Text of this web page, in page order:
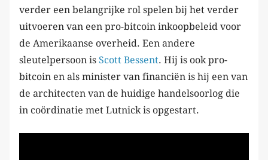
verder een belangrijke rol spelen bij het verder
uitvoeren van een pro-bitcoin inkoopbeleid voor
de Amerikaanse overheid. Een andere
sleutelpersoon is Scott Bessent. Hij is ook pro-
bitcoin en als minister van financiën is hij een van
de architecten van de huidige handelsoorlog die
in coördinatie met Lutnick is opgestart.